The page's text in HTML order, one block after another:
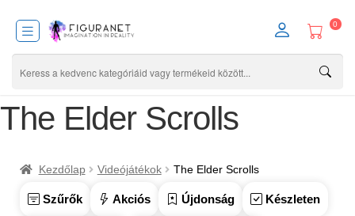
0
The Elder Scrolls
Kezdőlap Videójátékok The Elder Scrolls
Szűrők Akciós Újdonság Készleten